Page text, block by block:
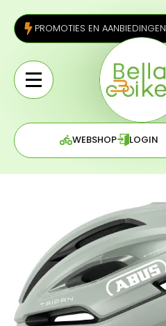
PROMOTIES EN AANBIEDINGEN
WEBSHOP LOGIN